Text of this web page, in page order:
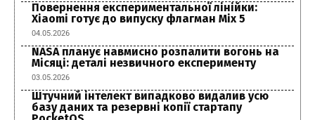
Повернення експериментальної лінійки:
Xiaomi готує до випуску флагман Mix 5
04.05.2026
NASA планує навмисно розпалити вогонь на
Місяці: деталі незвичного експерименту
03.05.2026
Штучний інтелект випадково видалив усю
базу даних та резервні копії стартапу